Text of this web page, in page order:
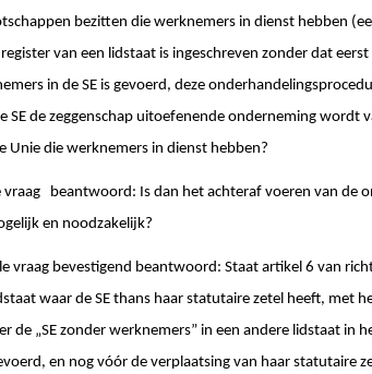
bezitten die werknemers in dienst hebben
van een lidstaat is ingeschreven zonder dat
in de SE is gevoerd, deze
SE de zeggenschap uitoefenende onderneming wordt
Unie die werknemers in dienst hebben?
beantwoord: Is dan het achteraf voeren van de
en noodzakelijk?
vraag bevestigend beantwoord: Staat artikel 6 van
waar de SE thans haar statutaire zetel heeft, met
de „SE zonder werknemers” in een andere lidstaat in
en nog vóór de verplaatsing van haar statutaire